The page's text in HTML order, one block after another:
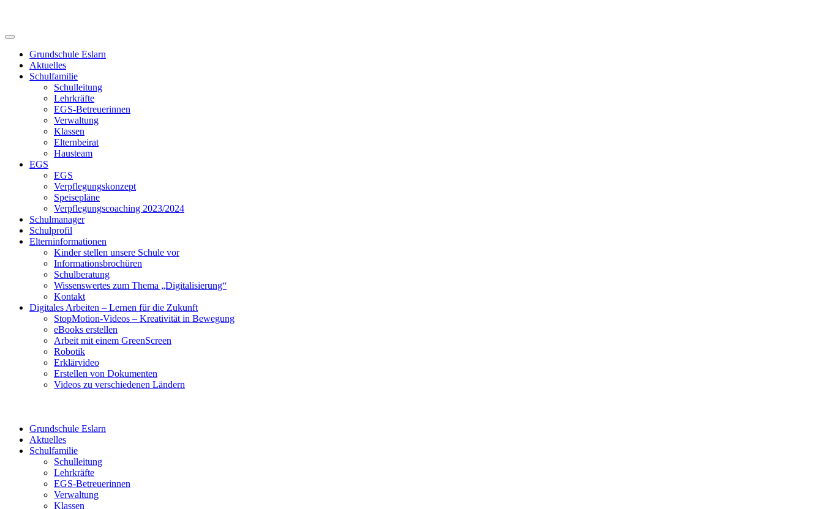
Grundschule Eslarn
Aktuelles
Schulfamilie
Schulleitung
Lehrkräfte
EGS-Betreuerinnen
Verwaltung
Klassen
Elternbeirat
Hausteam
EGS
EGS
Verpflegungskonzept
Speisepläne
Verpflegungscoaching 2023/2024
Schulmanager
Schulprofil
Elterninformationen
Kinder stellen unsere Schule vor
Informationsbrochüren
Schulberatung
Wissenswertes zum Thema „Digitalisierung“
Kontakt
Digitales Arbeiten – Lernen für die Zukunft
StopMotion-Videos – Kreativität in Bewegung
eBooks erstellen
Arbeit mit einem GreenScreen
Robotik
Erklärvideo
Erstellen von Dokumenten
Videos zu verschiedenen Ländern
Grundschule Eslarn
Aktuelles
Schulfamilie
Schulleitung
Lehrkräfte
EGS-Betreuerinnen
Verwaltung
Klassen